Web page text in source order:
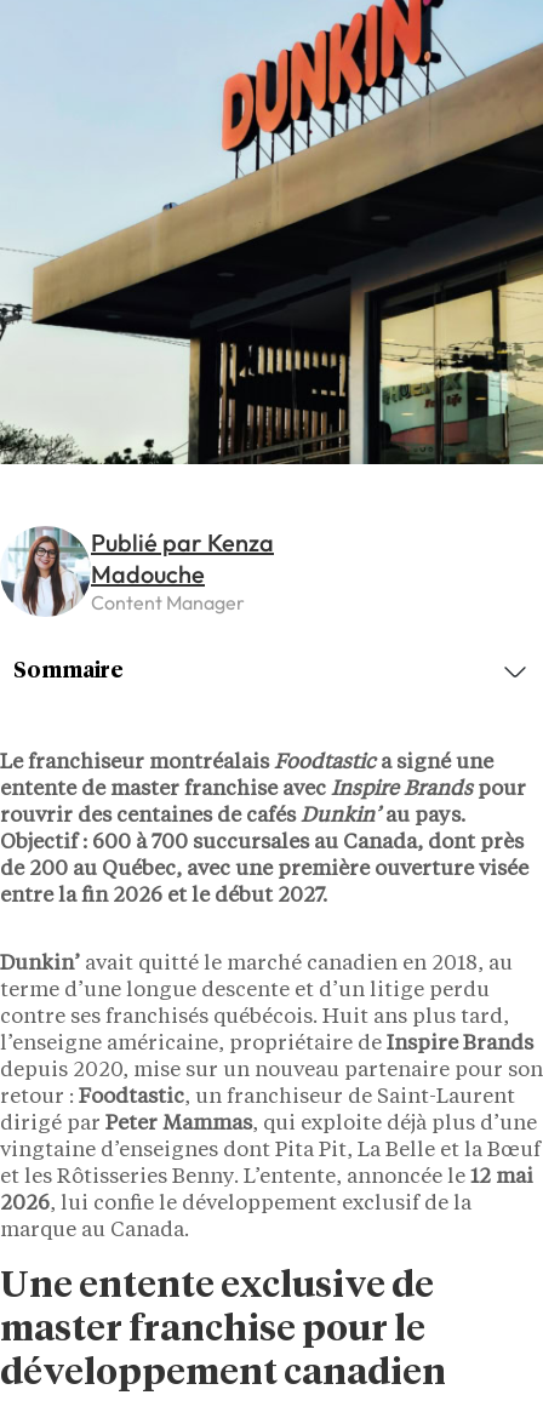
Publié par Kenza
Madouche
Content Manager
Le franchiseur montréalaisFoodtastica signé une
entente de master franchise avec Inspire Brandspour
rouvrir des centaines de cafésDunkin’au pays.
Objectif : 600 à 700 succursales au Canada, dont près
de 200 au Québec, avec une première ouverture visée
entre la fin 2026 et le début 2027.
Dunkin’ avait quitté le marché canadien en 2018, au
terme d’une longue descente et d’un litige perdu
contre ses franchisés québécois. Huit ans plus tard,
l’enseigne américaine, propriétaire de Inspire Brands
depuis 2020, mise sur un nouveau partenaire pour son
retour : Foodtastic, un franchiseur de Saint-Laurent
dirigé par Peter Mammas, qui exploite déjà plus d’une
vingtaine d’enseignes dont Pita Pit, La Belle et la Bœuf
et les Rôtisseries Benny. L’entente, annoncée le 12 mai
2026, lui confie le développement exclusif de la
marque au Canada.
Une entente exclusive de
master franchise pour le
développement canadien
Sommaire